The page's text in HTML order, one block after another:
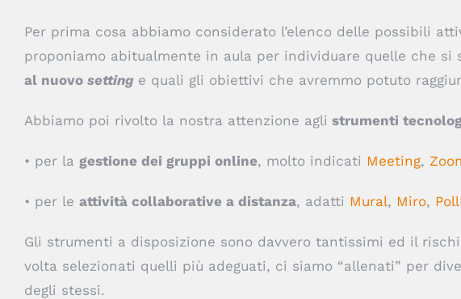
Per prima cosa abbiamo considerato l’elenco delle possibili
proponiamo abitualmente in aula per individuare quelle che si
al nuovo setting e quali gli obiettivi che avremmo potuto
Abbiamo poi rivolto la nostra attenzione agli strumenti
• per la gestione dei gruppi online, molto indicati Meeting,
• per le attività collaborative a distanza, adatti Mural, Miro,
Gli strumenti a disposizione sono davvero tantissimi ed il
volta selezionati quelli più adeguati, ci siamo “allenati” per
degli stessi.